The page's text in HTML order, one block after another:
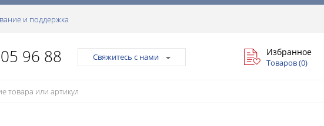
и поддержка
96 88 Свяжитесь с нами Избранное
Товаров (0)